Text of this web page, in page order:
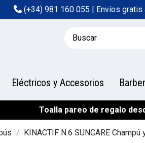
(+34) 981 160 055 | Envíos gratis
Eléctricos y Accesorios
Toalla pareo de regalo
KINACTIF N.6 SUNCARE